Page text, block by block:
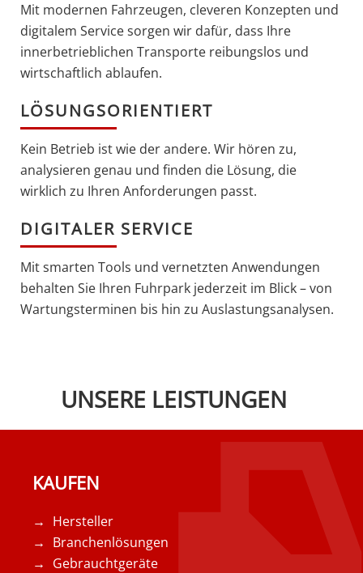
Mit modernen Fahrzeugen, cleveren Konzepten und
digitalem Service sorgen wir dafür, dass Ihre
innerbetrieblichen Transporte reibungslos und
wirtschaftlich ablaufen.
LÖSUNGSORIENTIERT
Kein Betrieb ist wie der andere. Wir hören zu,
analysieren genau und finden die Lösung, die
wirklich zu Ihren Anforderungen passt.
DIGITALER SERVICE
Mit smarten Tools und vernetzten Anwendungen
behalten Sie Ihren Fuhrpark jederzeit im Blick – von
Wartungsterminen bis hin zu Auslastungsanalysen.
UNSERE LEISTUNGEN
KAUFEN
Hersteller
Branchenlösungen
Gebrauchtgeräte